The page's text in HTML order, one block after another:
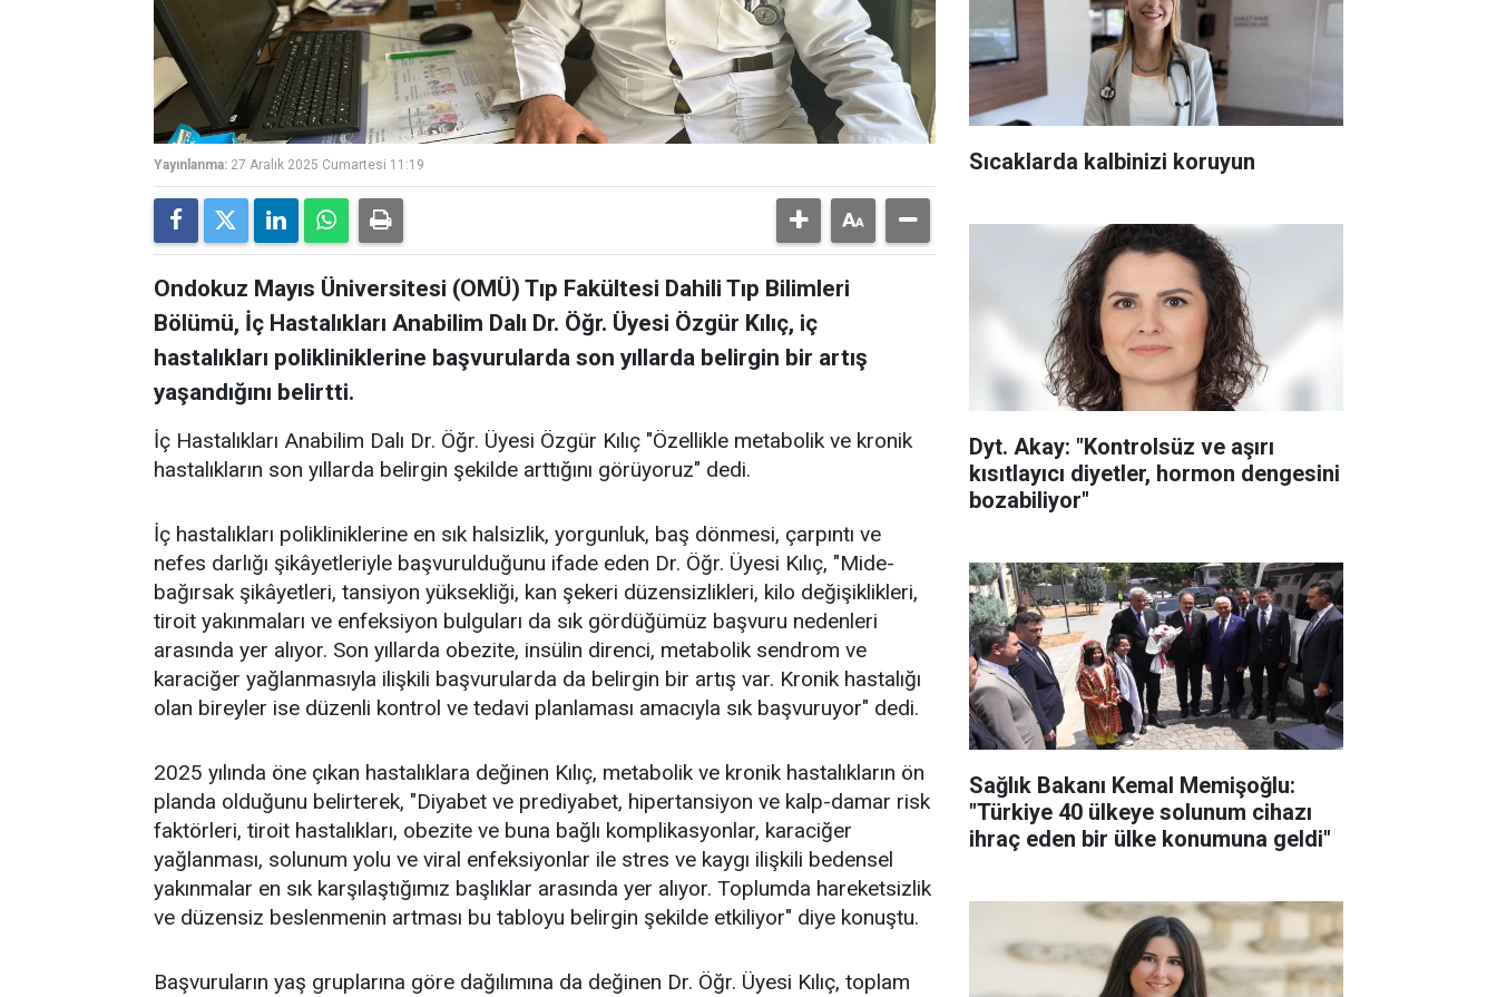
Yayınlanma: 27 Aralık 2025 Cumartesi 11:19
Ondokuz Mayıs Üniversitesi (OMÜ) Tıp Fakültesi Dahili Tıp Bilimleri
Bölümü, İç Hastalıkları Anabilim Dalı Dr. Öğr. Üyesi Özgür Kılıç, iç
hastalıkları polikliniklerine başvurularda son yıllarda belirgin bir artış
yaşandığını belirtti.
İç Hastalıkları Anabilim Dalı Dr. Öğr. Üyesi Özgür Kılıç "Özellikle metabolik ve kronik
hastalıkların son yıllarda belirgin şekilde arttığını görüyoruz" dedi.
İç hastalıkları polikliniklerine en sık halsizlik, yorgunluk, baş dönmesi, çarpıntı ve
nefes darlığı şikâyetleriyle başvurulduğunu ifade eden Dr. Öğr. Üyesi Kılıç, "Mide-
bağırsak şikâyetleri, tansiyon yüksekliği, kan şekeri düzensizlikleri, kilo değişiklikleri,
tiroit yakınmaları ve enfeksiyon bulguları da sık gördüğümüz başvuru nedenleri
arasında yer alıyor. Son yıllarda obezite, insülin direnci, metabolik sendrom ve
karaciğer yağlanmasıyla ilişkili başvurularda da belirgin bir artış var. Kronik hastalığı
olan bireyler ise düzenli kontrol ve tedavi planlaması amacıyla sık başvuruyor" dedi.
2025 yılında öne çıkan hastalıklara değinen Kılıç, metabolik ve kronik hastalıkların ön
planda olduğunu belirterek, "Diyabet ve prediyabet, hipertansiyon ve kalp-damar risk
faktörleri, tiroit hastalıkları, obezite ve buna bağlı komplikasyonlar, karaciğer
yağlanması, solunum yolu ve viral enfeksiyonlar ile stres ve kaygı ilişkili bedensel
yakınmalar en sık karşılaştığımız başlıklar arasında yer alıyor. Toplumda hareketsizlik
ve düzensiz beslenmenin artması bu tabloyu belirgin şekilde etkiliyor" diye konuştu.
Başvuruların yaş gruplarına göre dağılımına da değinen Dr. Öğr. Üyesi Kılıç, toplam
Sıcaklarda kalbinizi koruyun
Dyt. Akay: "Kontrolsüz ve aşırı
kısıtlayıcı diyetler, hormon dengesini
bozabiliyor"
Sağlık Bakanı Kemal Memişoğlu:
"Türkiye 40 ülkeye solunum cihazı
ihraç eden bir ülke konumuna geldi"